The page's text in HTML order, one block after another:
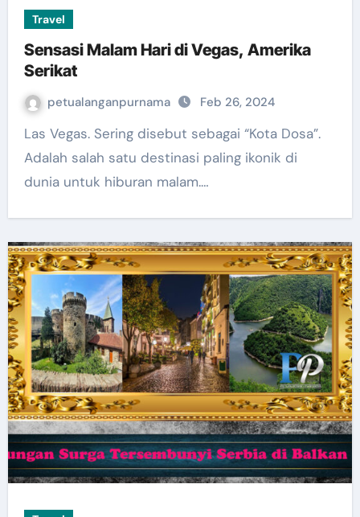
Travel
Sensasi Malam Hari di Vegas, Amerika
Serikat
petualanganpurnama Feb 26, 2024
Las Vegas. Sering disebut sebagai “Kota Dosa”.
Adalah salah satu destinasi paling ikonik di
dunia untuk hiburan malam.…